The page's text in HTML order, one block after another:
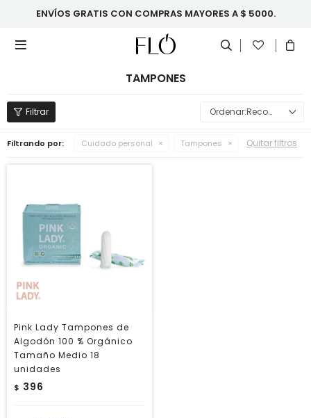
ENVÍOS GRATIS CON COMPRAS MAYORES A $ 5000.

TAMPONES
Recomendados
Filtrando por: Cuidado personal Tampones Quitar filtros
Pink Lady Tampones de
Algodón 100 % Orgánico
Tamaño Medio 18
unidades
$ 396